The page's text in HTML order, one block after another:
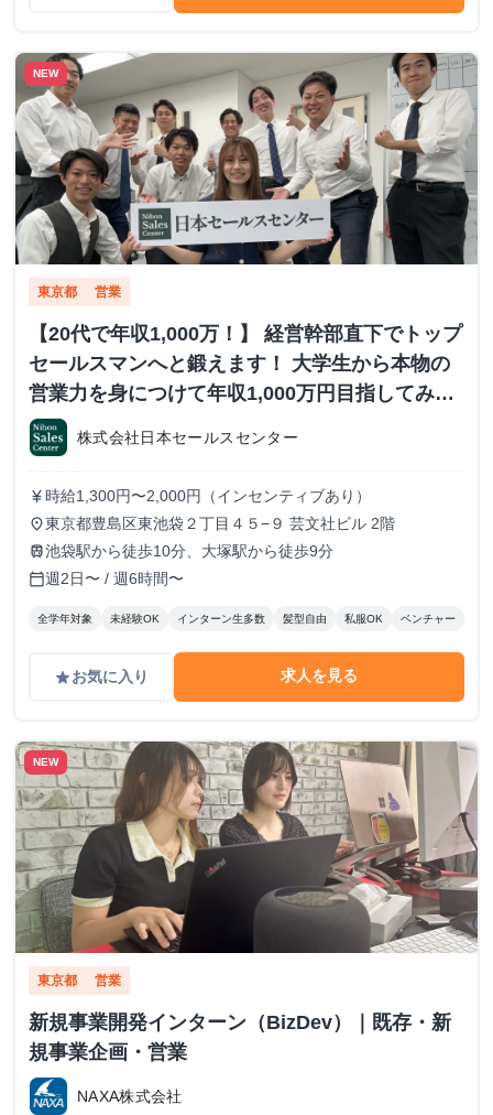
NEW
東京都 営業
【20代で年収1,000万！】 経営幹部直下でトップ
セールスマンへと鍛えます！ 大学生から本物の
営業力を身につけて年収1,000万円目指してみま
せんか？ ※当社直結内定あり #学歴不問 #未経験
可 #1.2年生可 - 株式会社日本セールスセンター
の長期・有給インターンシップ
株式会社日本セールスセンター
currency_yen 時給1,300円〜2,000円（インセンティブあり）
place東京都豊島区東池袋２丁目４５−９ 芸文社ビル 2階
train池袋駅から徒歩10分、大塚駅から徒歩9分
calendar_today週2日〜 / 週6時間〜
全学年対象 未経験OK インターン生多数 髪型自由 私服OK ベンチャー
gradeお気に入り 求人を見る
NEW
東京都 営業
新規事業開発インターン（BizDev）｜既存・新
規事業企画・営業
NAXA株式会社